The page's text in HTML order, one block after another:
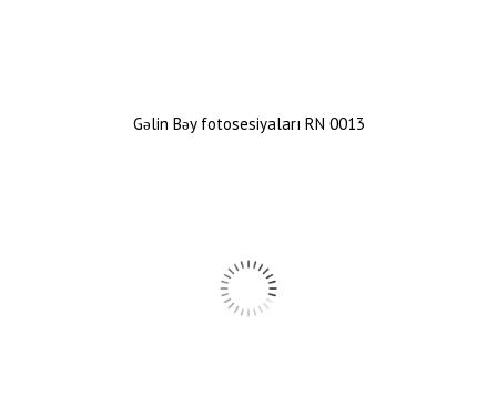
Gəlin Bəy fotosesiyaları RN 0013